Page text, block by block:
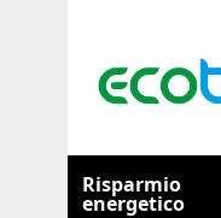
Risparmio
energetico